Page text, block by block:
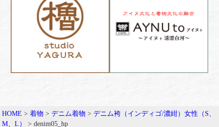
HOME >着物 >デニム着物 >デニム袴（インディゴ/濃紺）女性（S、
M、L）
>denim05_hp